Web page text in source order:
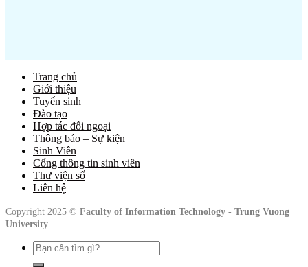
Trang chủ
Giới thiệu
Tuyển sinh
Đào tạo
Hợp tác đối ngoại
Thông báo – Sự kiện
Sinh Viên
Cổng thông tin sinh viên
Thư viện số
Liên hệ
Copyright 2025 © Faculty of Information Technology - Trung Vuong
University
Tìm
kiếm: